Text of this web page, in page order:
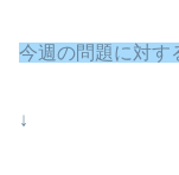
今週の問題に対す
↓